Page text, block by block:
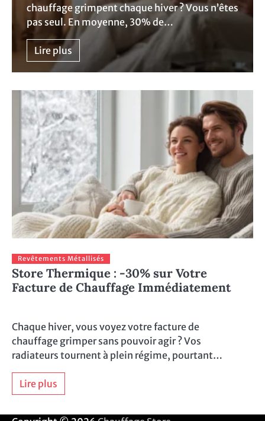
chauffage grimpent chaque hiver ? Vous n’êtes
pas seul. En moyenne, 30% de…
Lire plus
Revêtements Métallisés
Store Thermique : -30% sur Votre
Facture de Chauffage Immédiatement
Chaque hiver, vous voyez votre facture de
chauffage grimper sans pouvoir agir ? Vos
radiateurs tournent à plein régime, pourtant…
Lire plus